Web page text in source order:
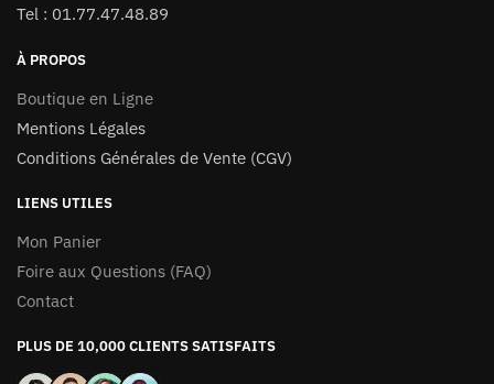
Tel : 01.77.47.48.89
À PROPOS
Boutique en Ligne
Mentions Légales
Conditions Générales de Vente (CGV)
LIENS UTILES
Mon Panier
Foire aux Questions (FAQ)
Contact
PLUS DE 10,000 CLIENTS SATISFAITS